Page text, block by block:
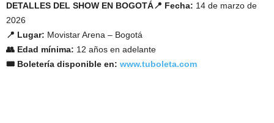
DETALLES DEL SHOW EN BOGOTÁ📍 Fecha: 14 de marzo de
2026
📍 Lugar: Movistar Arena – Bogotá
👥 Edad mínima: 12 años en adelante
🎟 Boletería disponible en: www.tuboleta.com